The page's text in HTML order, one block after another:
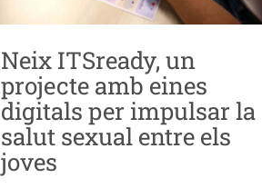
Neix ITSready, un
projecte amb eines
digitals per impulsar la
salut sexual entre els
joves